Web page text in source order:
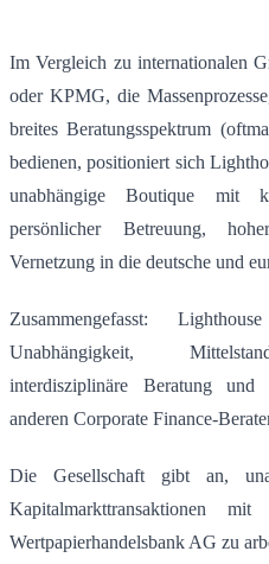
Im Vergleich zu internationalen
oder KPMG, die
breites Beratungsspektrum
bedienen, positioniert sich
unabhängige Boutique mit
persönlicher Betreuung,
Vernetzung in die deutsche und
Zusammengefasst:
Unabhängigkeit,
interdisziplinäre Beratung und
anderen Corporate Finance-
Die Gesellschaft gibt an,
Kapitalmarkttransaktionen
Wertpapierhandelsbank AG zu